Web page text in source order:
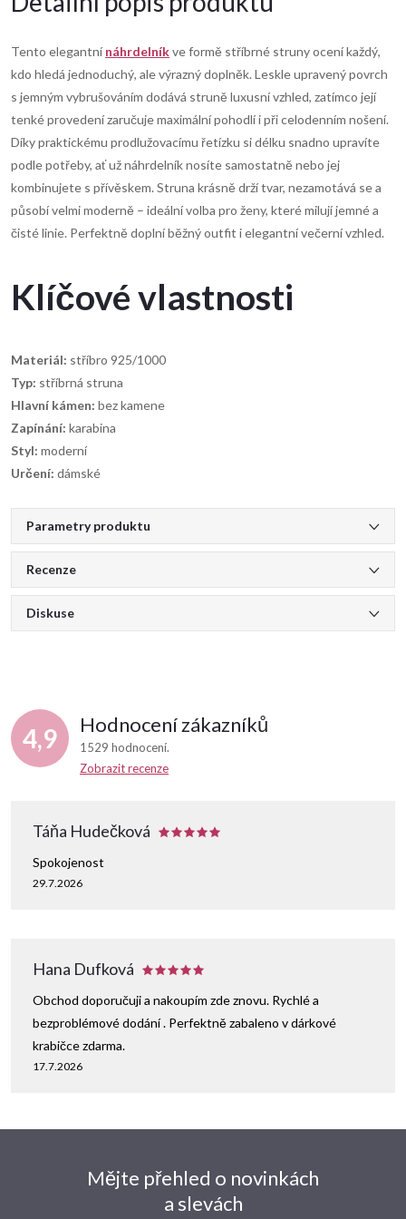
Tento elegantní náhrdelníkve formě stříbrné struny ocení každý,
kdo hledá jednoduchý, ale výrazný doplněk. Leskle upravený povrch
s jemným vybrušováním dodává struně luxusní vzhled, zatímco její
tenké provedení zaručuje maximální pohodlí i při celodenním nošení.
Díky praktickému prodlužovacímu řetízku si délku snadno upravíte
podle potřeby, ať už náhrdelník nosíte samostatně nebo jej
kombinujete s přívěskem. Struna krásně drží tvar, nezamotává se a
působí velmi moderně – ideální volba pro ženy, které milují jemné a
čisté linie. Perfektně doplní běžný outfit i elegantní večerní vzhled.
Klíčové vlastnosti
Materiál: stříbro 925/1000
Typ: stříbrná struna
Hlavní kámen: bez kamene
Zapínání: karabina
Styl: moderní
Určení: dámské
Parametry produktu
Recenze
Diskuse
4,9 Hodnocení zákazníků
1529 hodnocení
Zobrazit recenze
Táňa Hudečková
29.7.2026
Spokojenost
Hana Dufková
17.7.2026
Obchod doporučuji a nakoupím zde znovu. Rychlé a
bezproblémové dodání . Perfektně zabaleno v dárkové
krabičce zdarma.
Mějte přehled o novinkách
a slevách